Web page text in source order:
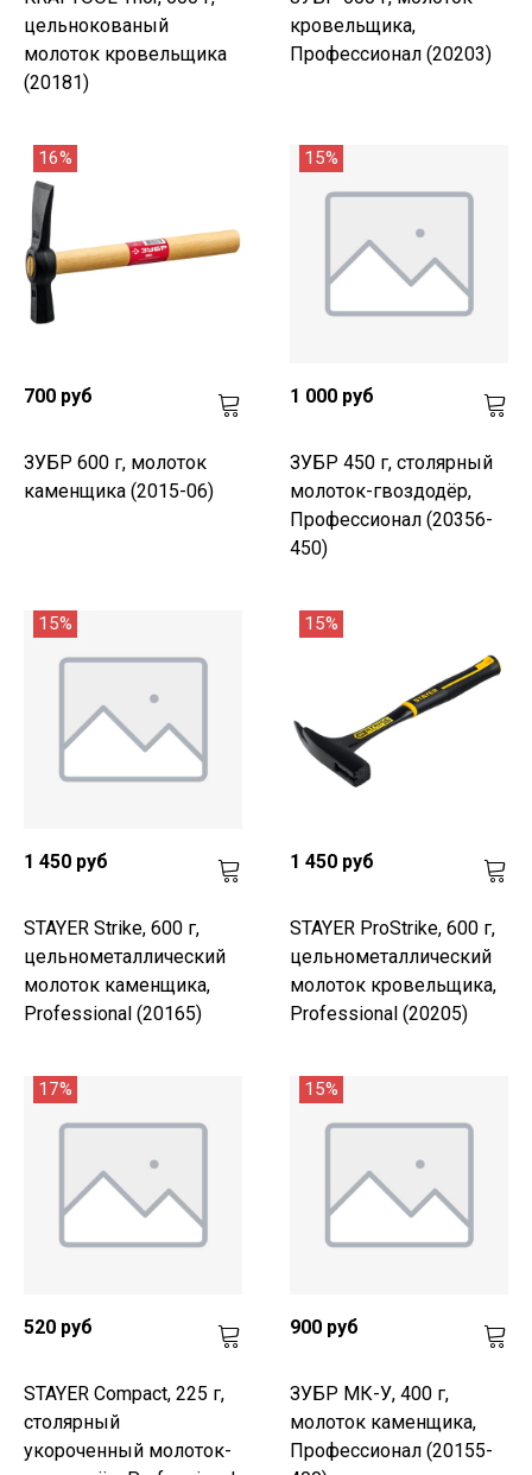
цельнокованый
молоток кровельщика
(20181)
кровельщика,
Профессионал (20203)
16%
700 руб
ЗУБР 600 г, молоток
каменщика (2015-06)
15%
1 000 руб
ЗУБР 450 г, столярный
молоток-гвоздодёр,
Профессионал (20356-
450)
15%
1 450 руб
STAYER Strike, 600 г,
цельнометаллический
молоток каменщика,
Professional (20165)
15%
1 450 руб
STAYER ProStrike, 600 г,
цельнометаллический
молоток кровельщика,
Professional (20205)
17%
520 руб
STAYER Compact, 225 г,
столярный
укороченный молоток-
15%
900 руб
ЗУБР МК-У, 400 г,
молоток каменщика,
Профессионал (20155-